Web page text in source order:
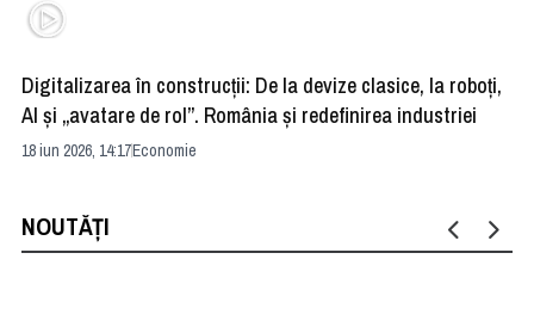
Digitalizarea în construcții: De la devize clasice, la roboți,
AI și „avatare de rol”. România și redefinirea industriei
18 iun 2026, 14:17Economie
NOUTĂȚI